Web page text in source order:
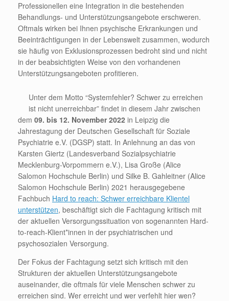
Professionellen eine Integration in die bestehenden
Behandlungs- und Unterstützungsangebote erschweren.
Oftmals wirken bei Ihnen psychische Erkrankungen und
Beeinträchtigungen in der Lebenswelt zusammen, wodurch
sie häufig von Exklusionsprozessen bedroht sind und nicht
in der beabsichtigten Weise von den vorhandenen
Unterstützungsangeboten profitieren.
Unter dem Motto “Systemfehler? Schwer zu erreichen
ist nicht unerreichbar” findet in diesem Jahr zwischen
dem 09. bis 12. November 2022 in Leipzig die
Jahrestagung der Deutschen Gesellschaft für Soziale
Psychiatrie e.V. (DGSP) statt. In Anlehnung an das von
Karsten Giertz (Landesverband Sozialpsychiatrie
Mecklenburg-Vorpommern e.V.), Lisa Große (Alice
Salomon Hochschule Berlin) und Silke B. Gahleitner (Alice
Salomon Hochschule Berlin) 2021 herausgegebene
Fachbuch Hard to reach: Schwer erreichbare Klientel
unterstützen, beschäftigt sich die Fachtagung kritisch mit
der aktuellen Versorgungssituation von sogenannten Hard-
to-reach-Klient*innen in der psychiatrischen und
psychosozialen Versorgung.
Der Fokus der Fachtagung setzt sich kritisch mit den
Strukturen der aktuellen Unterstützungsangebote
auseinander, die oftmals für viele Menschen schwer zu
erreichen sind. Wer erreicht und wer verfehlt hier wen?